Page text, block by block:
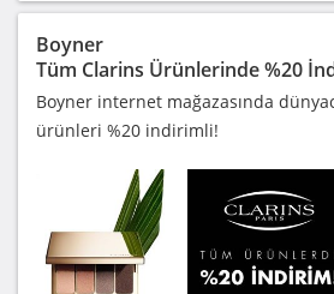
Boyner
Tüm Clarins Ürünlerinde %20
Boyner internet mağazasında
ürünleri %20 indirimli!